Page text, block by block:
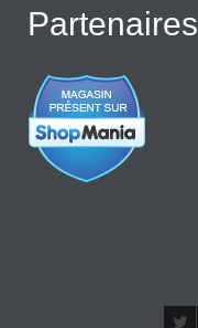
Partenaires